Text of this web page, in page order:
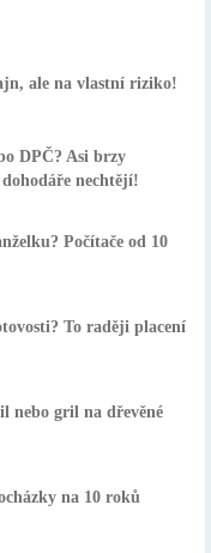
ale na vlastní riziko!
DPČ? Asi brzy
nechtějí!
Počítače od 10
To raději placení
nebo gril na dřevěné
na 10 roků